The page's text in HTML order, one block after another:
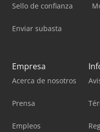
Sello de confianza
Enviar subasta
Empresa
Acerca de nosotros
Prensa
Empleos